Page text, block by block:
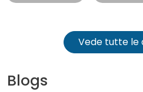
Vede tutte le
Blogs